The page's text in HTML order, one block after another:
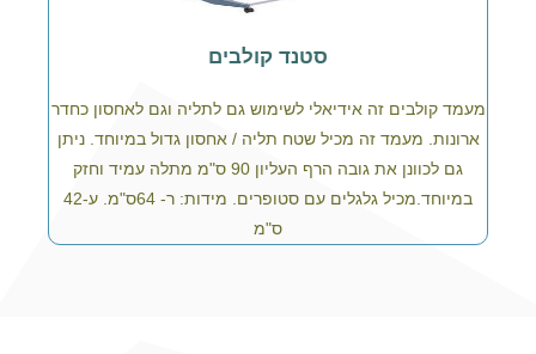
סטנד קולבים
מעמד קולבים זה אידיאלי לשימוש גם לתליה וגם לאחסון כחדר
ארונות. מעמד זה מכיל שטח תליה / אחסון גדול במיוחד. ניתן
גם לכוונן את גובה הרף העליון 90 ס"מ מתלה עמיד וחזק
במיוחד.מכיל גלגלים עם סטופרים. מידות: ר- 64ס"מ. ע-42
ס"מ